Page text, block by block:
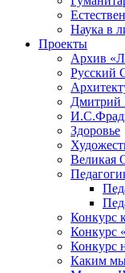
Наука в
Проекты
Архив
Русский
Дмитрий
Здоровье
Великая
Конкурс
Конкурс
Конкурс
Каким